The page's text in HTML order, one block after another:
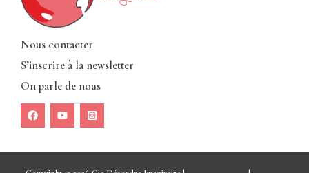
Nous contacter
S’inscrire à la newsletter
On parle de nous